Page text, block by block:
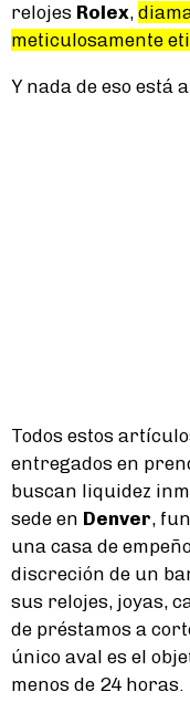
relojes Rolex,
meticulosamente
Y nada de eso está
Todos estos
entregados en
buscan liquidez
sede en Denver,
una casa de
discreción de un
sus relojes, joyas,
de préstamos a
único aval es el
menos de 24 horas.